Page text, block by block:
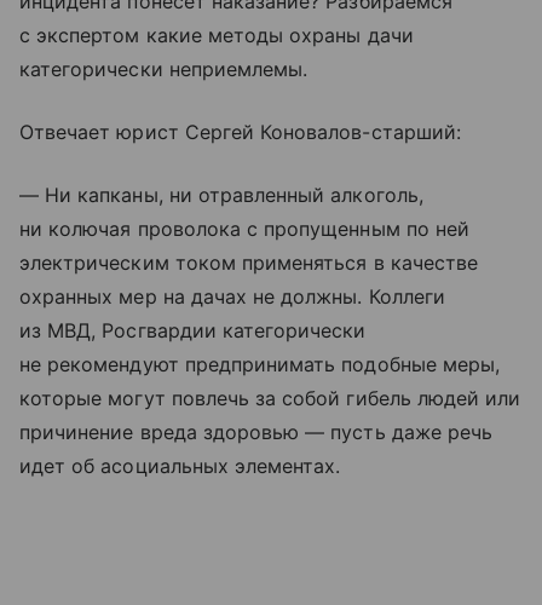
с экспертом какие методы охраны дачи
категорически неприемлемы.
Отвечает юрист Сергей Коновалов-старший:
— Ни капканы, ни отравленный алкоголь,
ни колючая проволока с пропущенным по ней
электрическим током применяться в качестве
охранных мер на дачах не должны. Коллеги
из МВД, Росгвардии категорически
не рекомендуют предпринимать подобные меры,
которые могут повлечь за собой гибель людей или
причинение вреда здоровью — пусть даже речь
идет об асоциальных элементах.